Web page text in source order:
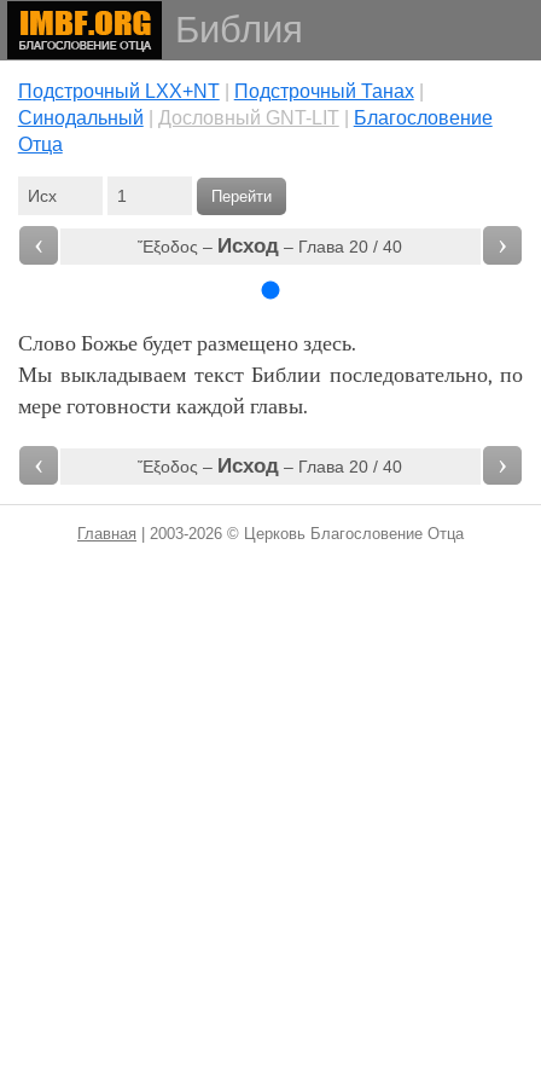
Библия
Подстрочный LXX+NT| Подстрочный Танах|
Cинодальный
Дословный GNT-LIT|
Благословение
Отца
Перейти
‹ Ἔξοδος – Исход – Глава 20 / 40 ›
Слово Божье будет размещено здесь.
Мы выкладываем текст Библии последовательно, по
мере готовности каждой главы.
‹ Ἔξοδος – Исход – Глава 20 / 40 ›
Главная | 2003-2026 © Церковь Благословение Отца